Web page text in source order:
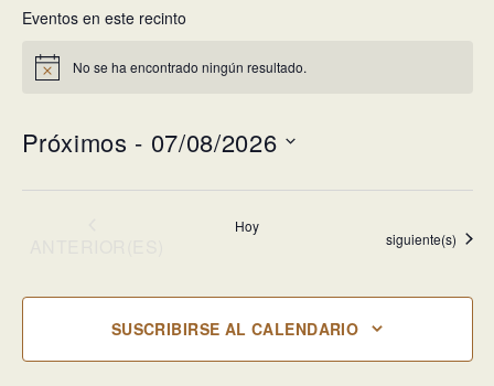
Eventos en este recinto
Aviso No se ha encontrado ningún resultado.
Próximos - 07/08/2026
Hoy
Eventos
siguiente(s)
SUSCRIBIRSE AL CALENDARIO